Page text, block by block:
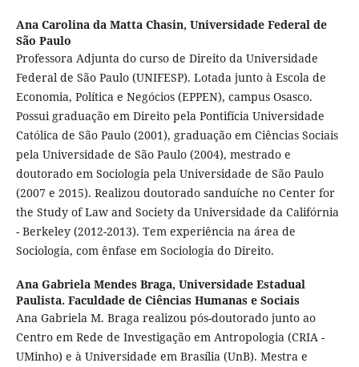
Ana Carolina da Matta Chasin, Universidade Federal de
São Paulo
Professora Adjunta do curso de Direito da Universidade
Federal de São Paulo (UNIFESP). Lotada junto à Escola de
Economia, Política e Negócios (EPPEN), campus Osasco.
Possui graduação em Direito pela Pontifícia Universidade
Católica de São Paulo (2001), graduação em Ciências Sociais
pela Universidade de São Paulo (2004), mestrado e
doutorado em Sociologia pela Universidade de São Paulo
(2007 e 2015). Realizou doutorado sanduíche no Center for
the Study of Law and Society da Universidade da Califórnia
- Berkeley (2012-2013). Tem experiência na área de
Sociologia, com ênfase em Sociologia do Direito.
Ana Gabriela Mendes Braga, Universidade Estadual
Paulista. Faculdade de Ciências Humanas e Sociais
Ana Gabriela M. Braga realizou pós-doutorado junto ao
Centro em Rede de Investigação em Antropologia (CRIA -
UMinho) e à Universidade em Brasília (UnB). Mestra e